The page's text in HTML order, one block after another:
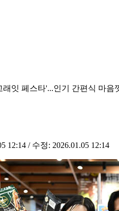
래잇 페스타'...인기 간편식 마음
12:14 / 수정: 2026.01.05 12:14